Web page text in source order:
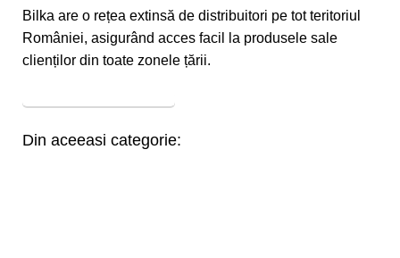
Bilka are o rețea extinsă de distribuitori pe tot teritoriul
României, asigurând acces facil la produsele sale
clienților din toate zonele țării.
MAI MULTE PRODUSE
Din aceeasi categorie: